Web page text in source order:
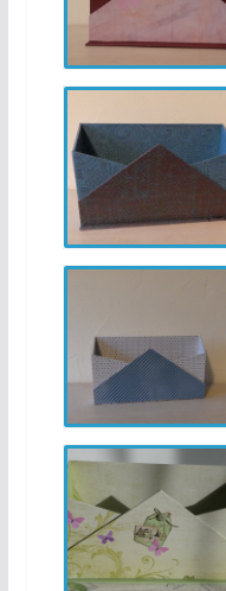
range courrier 9